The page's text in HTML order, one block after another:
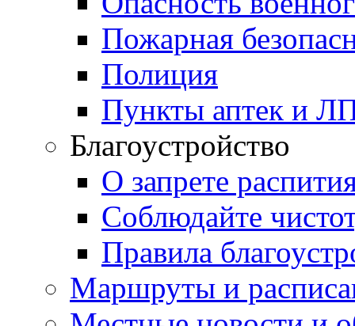
Пожарная
Полиция
Пункты аптек и
Благоустройство
О запрете
Соблюдайте
Правила
Маршруты и